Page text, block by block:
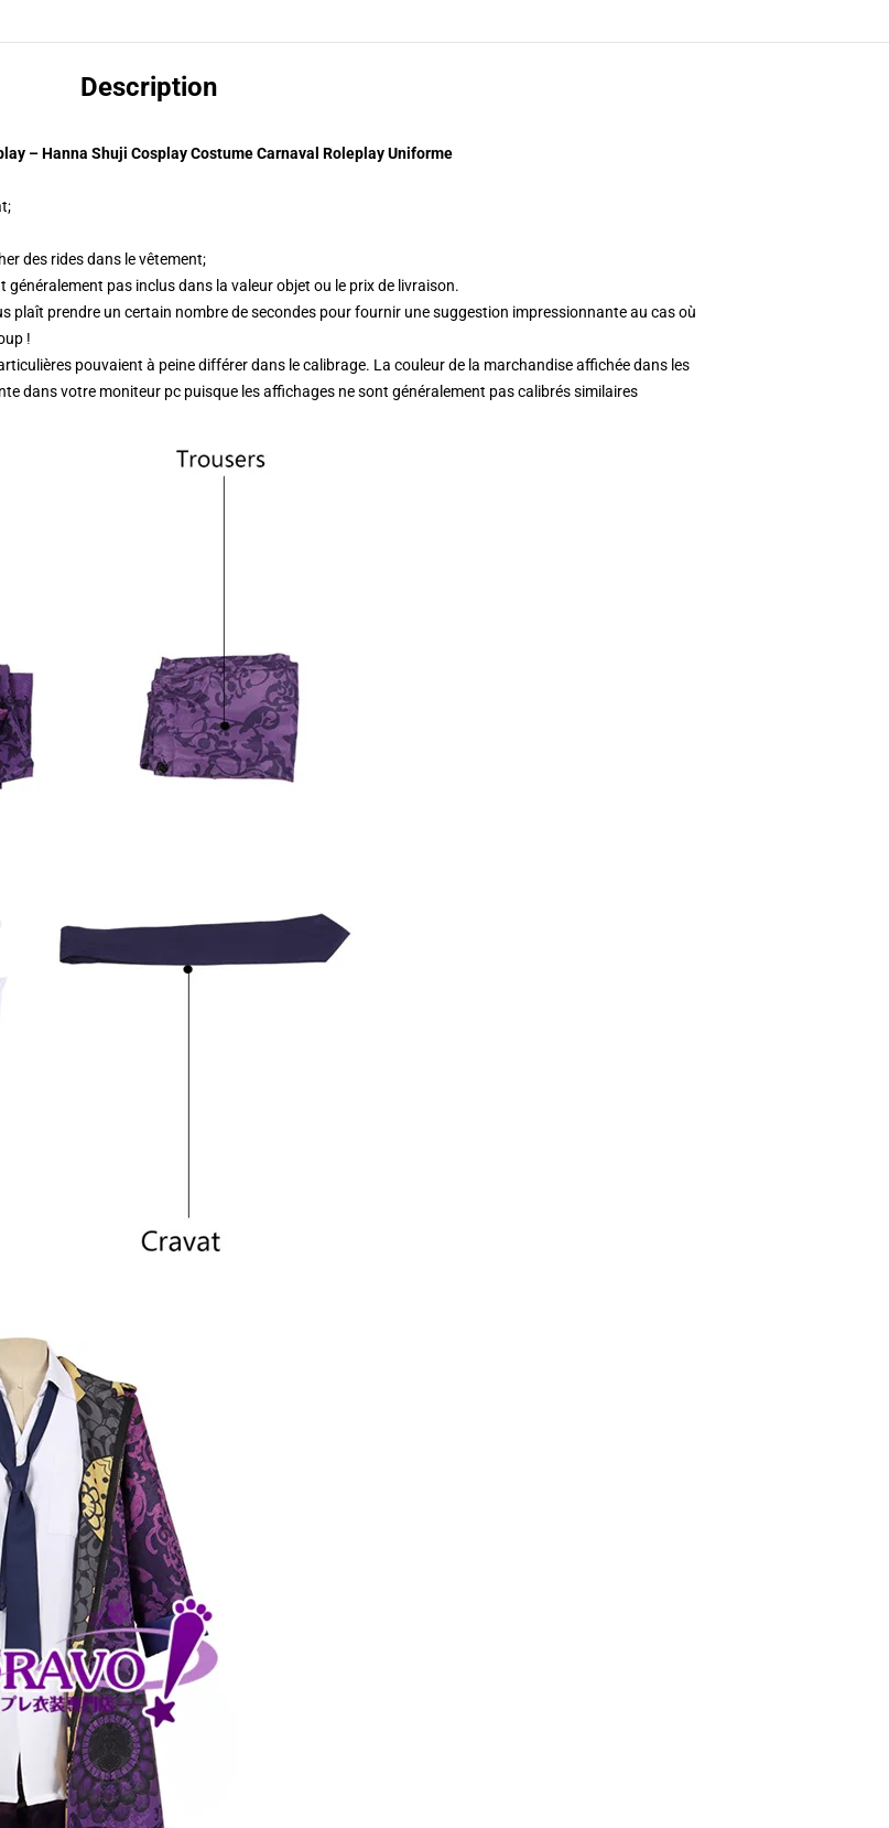
Description
– Hanna Shuji Cosplay Costume Carnaval Roleplay Uniforme
des rides dans le vêtement;
pas inclus dans la valeur objet ou le prix de livraison.
plaît prendre un certain nombre de secondes pour fournir une suggestion impressionnante au cas où
!
pouvaient à peine différer dans le calibrage. La couleur de la marchandise affichée dans les
dans votre moniteur pc puisque les affichages ne sont généralement pas calibrés similaires